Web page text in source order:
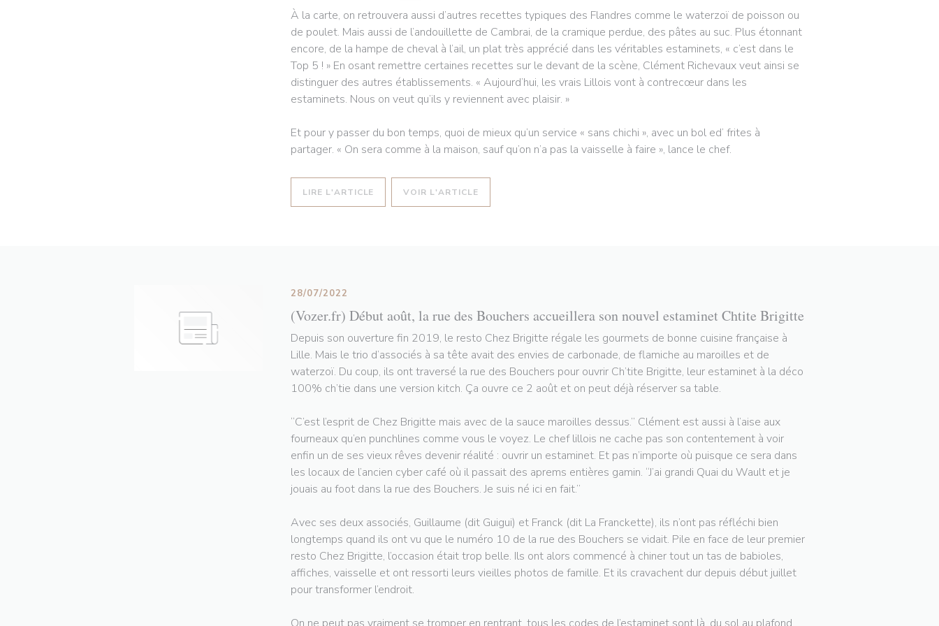
À la carte, on retrouvera aussi d’autres recettes typiques des Flandres comme le waterzoï de poisson ou
de poulet. Mais aussi de l’andouillette de Cambrai, de la cramique perdue, des pâtes au suc. Plus étonnant
encore, de la hampe de cheval à l’ail, un plat très apprécié dans les véritables estaminets, « c’est dans le
Top 5 ! » En osant remettre certaines recettes sur le devant de la scène, Clément Richevaux veut ainsi se
distinguer des autres établissements. « Aujourd’hui, les vrais Lillois vont à contrecœur dans les
estaminets. Nous on veut qu’ils y reviennent avec plaisir. »
Et pour y passer du bon temps, quoi de mieux qu’un service « sans chichi », avec un bol ed’ frites à
partager. « On sera comme à la maison, sauf qu’on n’a pas la vaisselle à faire », lance le chef.
LIRE L'ARTICLE ((OUVRE UNE NOUVELLE FENÊTRE))
VOIR L'ARTICLE((OUVRE UNE NOUVELLE FENÊTRE))
(Vozer.fr) Début août, la rue des Bouchers accueillera son nouvel estaminet Chtite Brigitte
28/07/2022
Depuis son ouverture fin 2019, le resto Chez Brigitte régale les gourmets de bonne cuisine française à
Lille. Mais le trio d’associés à sa tête avait des envies de carbonade, de flamiche au maroilles et de
waterzoï. Du coup, ils ont traversé la rue des Bouchers pour ouvrir Ch’tite Brigitte, leur estaminet à la déco
100% ch’tie dans une version kitch. Ça ouvre ce 2 août et on peut déjà réserver sa table.
“C’est l’esprit de Chez Brigitte mais avec de la sauce maroilles dessus.” Clément est aussi à l’aise aux
fourneaux qu’en punchlines comme vous le voyez. Le chef lillois ne cache pas son contentement à voir
enfin un de ses vieux rêves devenir réalité : ouvrir un estaminet. Et pas n’importe où puisque ce sera dans
les locaux de l’ancien cyber café où il passait des aprems entières gamin. “J’ai grandi Quai du Wault et je
jouais au foot dans la rue des Bouchers. Je suis né ici en fait.”
Avec ses deux associés, Guillaume (dit Guigui) et Franck (dit La Franckette), ils n’ont pas réfléchi bien
longtemps quand ils ont vu que le numéro 10 de la rue des Bouchers se vidait. Pile en face de leur premier
resto Chez Brigitte, l’occasion était trop belle. Ils ont alors commencé à chiner tout un tas de babioles,
affiches, vaisselle et ont ressorti leurs vieilles photos de famille. Et ils cravachent dur depuis début juillet
pour transformer l’endroit.